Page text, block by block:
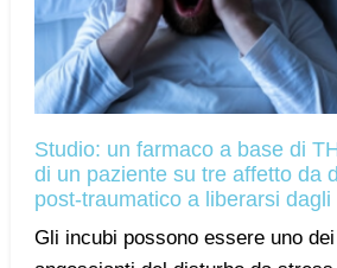
Studio: un farmaco a base di
di un paziente su tre affetto da
post-traumatico a liberarsi dagli
Gli incubi possono essere uno